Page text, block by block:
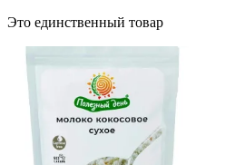
Это единственный товар